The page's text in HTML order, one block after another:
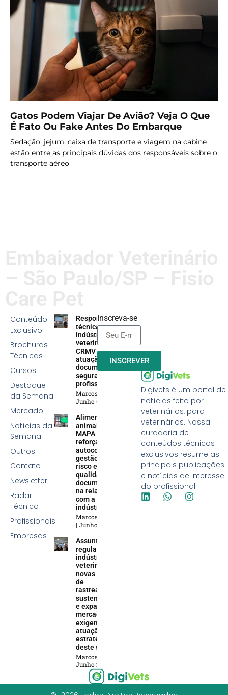
Gatos Podem Viajar De Avião? Veja O Que
É Fato Ou Fake Antes Do Embarque
Sedação, jejum, caixa de transporte e viagem na cabine
estão entre as principais dúvidas dos responsáveis sobre o
transporte aéreo
Digivets é um portal de
notícias feito por
veterinários, para
veterinários. Nossa
curadoria de
conteúdos técnicos
exclusivos resume as
principais publicações
e notícias de interesse
do profissional.
Conteúdo
Exclusivo
Brochuras
Técnicas
Cursos
Destaque
da Semana
Mercado
Notícias da
Semana
Outros
Contato
Newsletter
Radar
Técnico
Profissionais
Empresas
Responsabilidade
técnica na
indústria
veterinária:
CRMV reforça
atuação efetiva,
documentação e
segurança
profissional
Marcos Soares
Junho 5, 2026
Alimentação
animal:
MAPA
reforça
autocontrole,
gestão de
risco e
qualidade
documental
na relação
com a
indústria
Marcos Soares
Junho 5, 2026
Assuntos
regulatórios na
indústria
veterinária:
novas demandas
de
rastreabilidade,
sustentabilidade
e expansão do
mercado animal
exigem uma
atuação
estratégica
deste setor
Marcos Soares
Junho 2, 2026
Inscreva-se
INSCREVER